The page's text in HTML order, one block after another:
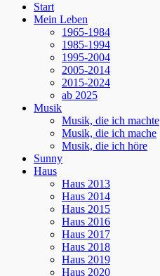
Start
Mein Leben
1965-1984
1985-1994
1995-2004
2005-2014
2015-2024
ab 2025
Musik
Musik, die ich machte
Musik, die ich mache
Musik, die ich höre
Sunny
Haus
Haus 2013
Haus 2014
Haus 2015
Haus 2016
Haus 2017
Haus 2018
Haus 2019
Haus 2020